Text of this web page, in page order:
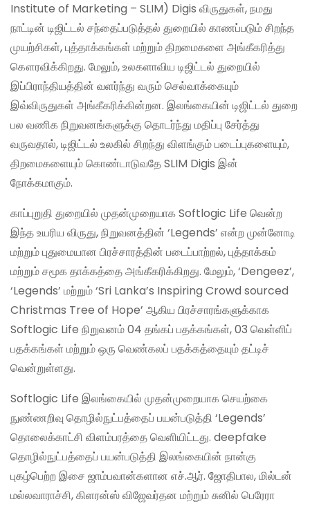
Institute of Marketing – SLIM) Digis விருதுகள், நமது
நாட்டின் டிஜிட்டல் சந்தைப்படுத்தல் துறையில் காணப்படும் சிறந்த
முயற்சிகள், புத்தாக்கங்கள் மற்றும் திறமைகளை அங்கீகரித்து
கௌரவிக்கிறது. மேலும், உலகளாவிய டிஜிட்டல் துறையில்
இப்பிராந்தியத்தின் வளர்ந்து வரும் செல்வாக்கையும்
இவ்விருதுகள் அங்கீகரிக்கின்றன. இலங்கையின் டிஜிட்டல் துறை
பல வணிக நிறுவனங்களுக்கு தொடர்ந்து மதிப்பு சேர்த்து
வருவதால், டிஜிட்டல் உலகில் சிறந்து விளங்கும் படைப்புகளையும்,
திறமைகளையும் கொண்டாடுவதே SLIM Digis இன்
நோக்கமாகும்.
காப்புறுதி துறையில் முதன்முறையாக Softlogic Life வென்ற
இந்த உயரிய விருது, நிறுவனத்தின் ‘Legends’ என்ற முன்னோடி
மற்றும் புதுமையான பிரச்சாரத்தின் படைப்பாற்றல், புத்தாக்கம்
மற்றும் சமூக தாக்கத்தை அங்கீகரிக்கிறது. மேலும், ‘Dengeez’,
‘Legends’ மற்றும் ‘Sri Lanka’s Inspiring Crowd sourced
Christmas Tree of Hope’ ஆகிய பிரச்சாரங்களுக்காக
Softlogic Life நிறுவனம் 04 தங்கப் பதக்கங்கள், 03 வெள்ளிப்
பதக்கங்கள் மற்றும் ஒரு வெண்கலப் பதக்கத்தையும் தட்டிச்
வென்றுள்ளது.
Softlogic Life இலங்கையில் முதன்முறையாக செயற்கை
நுண்ணறிவு தொழில்நுட்பத்தைப் பயன்படுத்தி ‘Legends’
தொலைக்காட்சி விளம்பரத்தை வெளியிட்டது. deepfake
தொழில்நுட்பத்தைப் பயன்படுத்தி இலங்கையின் நான்கு
புகழ்பெற்ற இசை ஜாம்பவான்களான எச்.ஆர். ஜோதிபால, மில்டன்
மல்லவாராச்சி, கிளரன்ஸ் விஜேவர்தன மற்றும் சுனில் பெரேரா